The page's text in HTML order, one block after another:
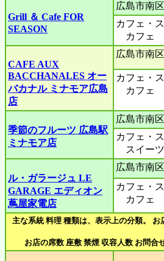
Grill ＆ Cafe FOR
SEASON
広島市南
カフェ・
カフェ
CAFE AUX
BACCHANALES オー
バカナル ミナモア広島
店
広島市南
カフェ・
カフェ
季節のフルーツ 広島駅
ミナモア店
広島市南
カフェ・
スイーツ
ル・ガラージュ LE
GARAGE エディオン
蔦屋家電店
広島市南
カフェ・
カフェ
主な系統 料理 種類は、表示上の分類。
お店の席数 座敷 禁煙 収容人数 お問合